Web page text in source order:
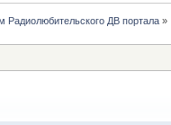
Радиолюбительского ДВ портала»